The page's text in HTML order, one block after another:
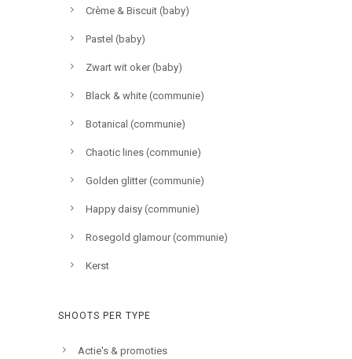
Crème & Biscuit (baby)
Pastel (baby)
Zwart wit oker (baby)
Black & white (communie)
Botanical (communie)
Chaotic lines (communie)
Golden glitter (communie)
Happy daisy (communie)
Rosegold glamour (communie)
Kerst
SHOOTS PER TYPE
Actie's & promoties